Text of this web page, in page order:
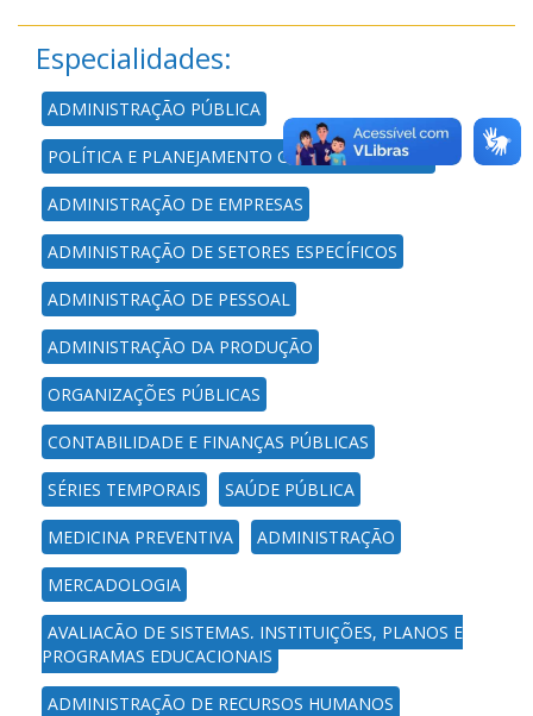
Especialidades:
ADMINISTRAÇÃO PÚBLICA
POLÍTICA E PLANEJAMENTO GOVERNAMENTAIS
ADMINISTRAÇÃO DE EMPRESAS
ADMINISTRAÇÃO DE SETORES ESPECÍFICOS
ADMINISTRAÇÃO DE PESSOAL
ADMINISTRAÇÃO DA PRODUÇÃO
ORGANIZAÇÕES PÚBLICAS
CONTABILIDADE E FINANÇAS PÚBLICAS
SÉRIES TEMPORAIS SAÚDE PÚBLICA
MEDICINA PREVENTIVA ADMINISTRAÇÃO
MERCADOLOGIA
AVALIAÇÃO DE SISTEMAS, INSTITUIÇÕES, PLANOS E
PROGRAMAS EDUCACIONAIS
ADMINISTRAÇÃO DE RECURSOS HUMANOS